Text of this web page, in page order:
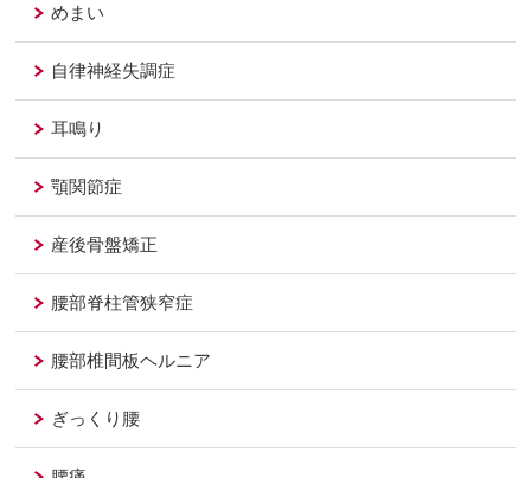
めまい
自律神経失調症
耳鳴り
顎関節症
産後骨盤矯正
腰部脊柱管狭窄症
腰部椎間板ヘルニア
ぎっくり腰